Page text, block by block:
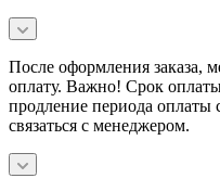
После оформления заказа,
оплату. Важно! Срок
продление периода оплаты
связаться с менеджером.